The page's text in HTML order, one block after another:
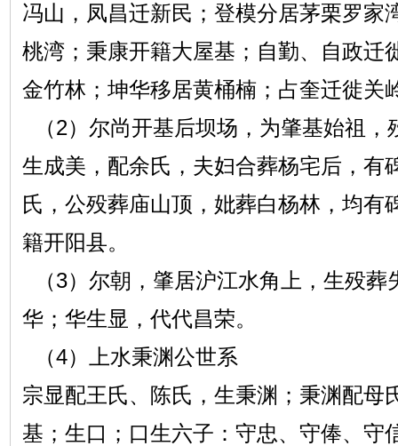
冯山，凤昌迁新民；登模分居茅栗罗家
桃湾；秉康开籍大屋基；自勤、自政迁
金竹林；坤华移居黄桶楠；占奎迁徙关
（2）尔尚开基后坝场，为肇基始祖，
生成美，配余氏，夫妇合葬杨宅后，有
氏，公殁葬庙山顶，妣葬白杨林，均有
籍开阳县。
（3）尔朝，肇居沪江水角上，生殁葬
华；华生显，代代昌荣。
（4）上水秉渊公世系
宗显配王氏、陈氏，生秉渊；秉渊配母
基；生口；口生六子：守忠、守俸、守